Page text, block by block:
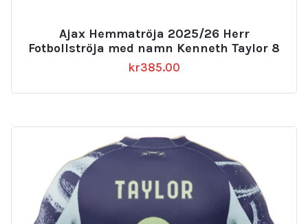
Ajax Hemmatröja 2025/26 Herr
Fotbollströja med namn Kenneth Taylor 8
kr385.00